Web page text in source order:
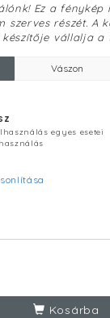
Ez a fénykép
szerves részét. A
vállalja a
Vászon
egyes esetei
Kosárba